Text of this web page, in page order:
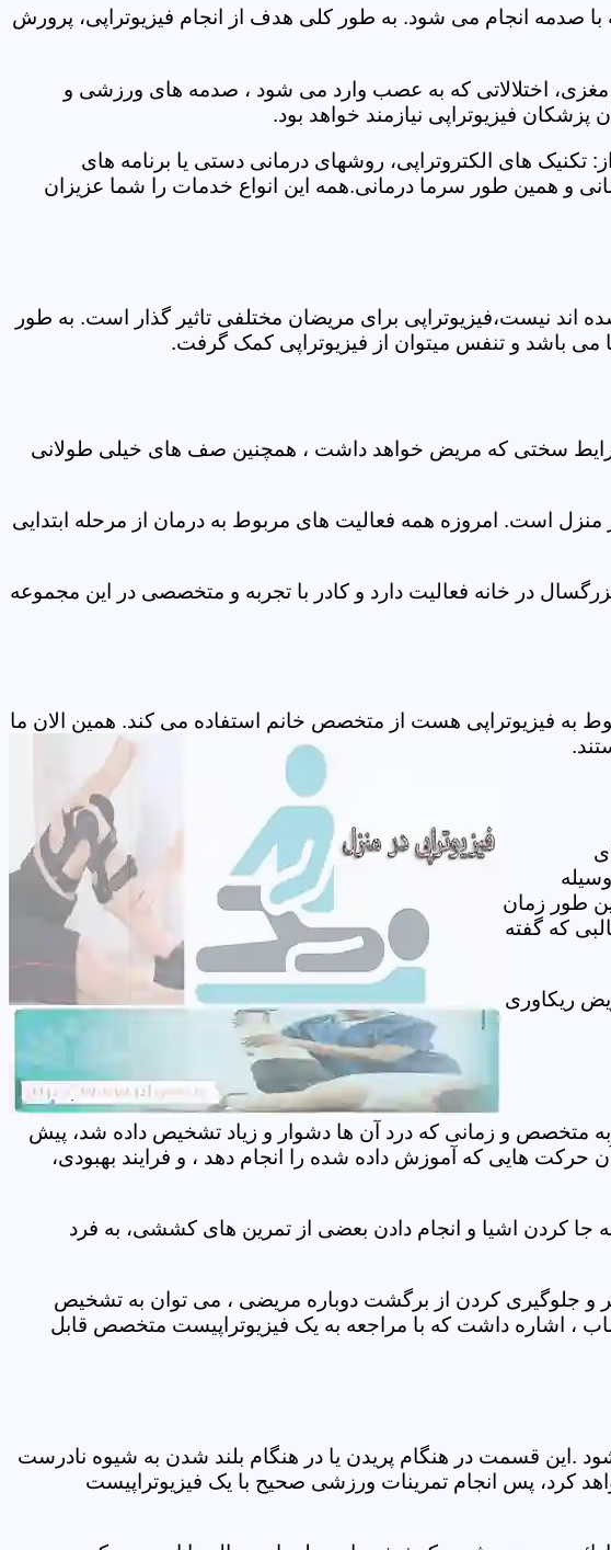
صدمه انجام می شود. به طور کلی هدف از انجام فیزیوتراپی، پرورش
اختلالاتی که به عصب وارد می شود ، صدمه های ورزشی و
پزشکان فیزیوتراپی نیازمند خواهد بود.
تکنیک های الکتروتراپی، روشهای درمانی دستی یا برنامه های
و همین طور سرما درمانی.همه این انواع خدمات را شما عزیزان
نیست،فیزیوتراپی برای مریضان مختلفی تاثیر گذار است. به طور
باشد و تنفس میتوان از فیزیوتراپی کمک گرفت.
شرایط سختی که مریض خواهد داشت ، همچنین صف های خیلی طولانی
است. امروزه همه فعالیت های مربوط به درمان از مرحله ابتدایی
در خانه فعالیت دارد و کادر با تجربه و متخصصی در این مجموعه
به فیزیوتراپی هست از متخصص خانم استفاده می کند. همین الان ما
طور زمان
که گفته
ریکاوری
به متخصص و زمانی که درد آن ها دشوار و زیاد تشخیص داده شد، پیش
هایی که آموزش داده شده را انجام دهد ، و فرایند بهبودی،
کردن اشیا و انجام دادن بعضی از تمرین های کششی، به فرد
و جلوگیری کردن از برگشت دوباره مریضی ، می توان به تشخیص
، اشاره داشت که با مراجعه به یک فیزیوتراپیست متخصص قابل
قسمت در هنگام پریدن یا در هنگام بلند شدن به شیوه نادرست
کرد، پس انجام تمرینات ورزشی صحیح با یک فیزیوتراپیست